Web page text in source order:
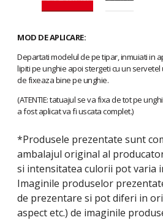
MOD DE APLICARE:
Departati modelul de pe tipar, inmuiati in
lipiti pe unghie apoi stergeti cu un
de fixeaza bine pe unghie.
(ATENTIE: tatuajul se va fixa de tot pe
a fost aplicat va fi uscata complet.)
*Produsele prezentate sunt
ambalajul original al
si intensitatea culorii pot varia
Imaginile produselor
de prezentare si pot diferi in
aspect etc.) de imaginile